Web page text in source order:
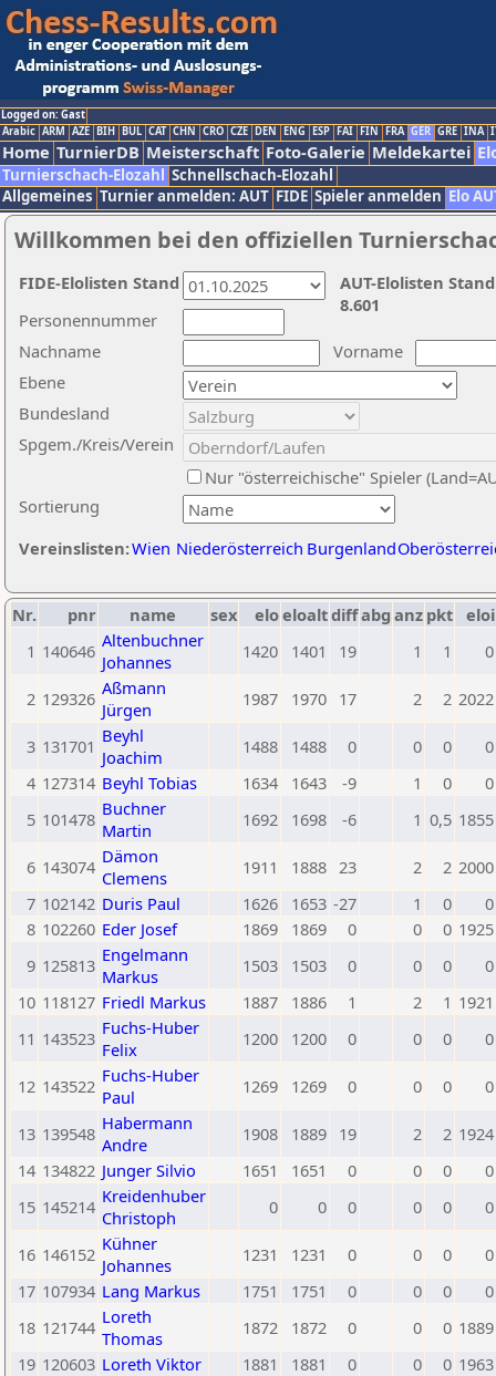
Logged on: Gast
Arabic ARM AZE BIH BUL CAT CHN CRO CZE DEN ENG ESP FAI FIN FRA GER GRE INA
Home TurnierDB Meisterschaft Foto-Galerie Meldekartei
Turnierschach-Elozahl Schnellschach-Elozahl
Allgemeines Turnier anmelden: AUT FIDE Spieler anmelden Elo
Willkommen bei den offiziellen
Nachname
Vorname
Ebene
Sortierung
Personennummer
Bundesland
Spgem./Kreis/Verein
Nur "österreichische" Spieler
Vereinslisten:Wien Niederösterreich Burgenland
AUT-Elolisten
8.601
FIDE-Elolisten Stand
Nr. pnr name sex eloeloaltdiffabg anz pkt eloi
1 140646 Altenbuchner
Johannes
1420 1401 19 1 1 0
2 129326 Aßmann
Jürgen
1987 1970 17 2 2 2022
3 131701 Beyhl
Joachim
1488 1488 0 0 0
0
4 127314 Beyhl Tobias 1634 1643 -9 1 0
0
5 101478 Buchner
Martin
1692 1698 -6 1 0,5 1855
6 143074 Dämon
Clemens
1911 1888 23 2 2 2000
7 102142 Duris Paul 1626 1653 -27 1 0
0
8 102260 Eder Josef 1869 1869 0 0 0 1925
9 125813 Engelmann
Markus
1503 1503 0 0 0
0
10 118127 Friedl Markus 1887 1886 1 2 1 1921
11 143523 Fuchs-Huber
Felix
1200 1200 0 0 0 0
12 143522 Fuchs-Huber
Paul
1269 1269 0 0 0 0
13 139548 Habermann
Andre
1908 1889 19 2 2 1924
14 134822 Junger Silvio 1651 1651 0 0 0
0
15 145214 Kreidenhuber
Christoph
0 0 0 0 0 0
16 146152 Kühner
Johannes
1231 1231 0 0 0
0
17 107934 Lang Markus 1751 1751 0 0 0
0
18 121744 Loreth
Thomas
1872 1872 0 0 0 1889
19 120603 Loreth Viktor 1881 1881 0 0 0 1963